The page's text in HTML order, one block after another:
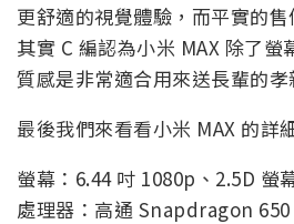
更舒適的視覺體驗，而平實的售
其實 C 編認為小米 MAX 除了
質感是非常適合用來送長輩的孝
最後我們來看看小米 MAX 的詳
螢幕：6.44 吋 1080p、2.5D 螢
處理器：高通 Snapdragon